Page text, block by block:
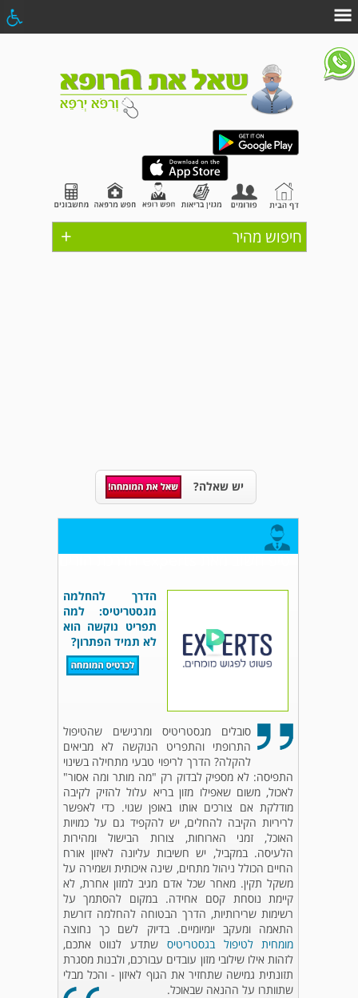
+ חיפוש מהיר
יש שאלה?
טיפ חשוב מאת experts הדרכת הורים
הדרך להחלמה
מגסטריטיס: למה
תפריט נוקשה הוא
לא תמיד הפתרון?
סובלים מגסטריטיס ומרגישים שהטיפול
התרופתי והתפריט הנוקשה לא מביאים
להקלה? הדרך לריפוי טבעי מתחילה בשינוי
התפיסה: לא מספיק לבדוק רק "מה מותר ומה אסור"
לאכול, משום שאפילו מזון בריא עלול להזיק לקיבה
מודלקת אם צורכים אותו באופן שגוי. כדי לאפשר
לריריות הקיבה להחלים, יש להקפיד גם על כמויות
האוכל, זמני הארוחות, צורות הבישול ומהירות
הלעיסה. במקביל, יש חשיבות עליונה לאיזון אורח
החיים הכולל ניהול מתחים, שינה איכותית ושמירה על
משקל תקין. מאחר שכל אדם מגיב למזון אחרת, לא
קיימת נוסחת קסם אחידה. במקום להסתמך על
רשימות שרירותיות, הדרך הבטוחה להחלמה דורשת
התאמה ומעקב יומיומיים. בדיוק לשם כך נחוצה
מומחית לטיפול בגסטריטיס שתדע לנווט אתכם,
לזהות אילו שילובי מזון עובדים עבורכם, ולבנות מסגרת
תזונתית גמישה שתחזיר את הגוף לאיזון - והכל מבלי
שתוותרו על ההנאה שבאוכל.